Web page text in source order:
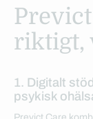
riktigt,
1. Digitalt
psykisk